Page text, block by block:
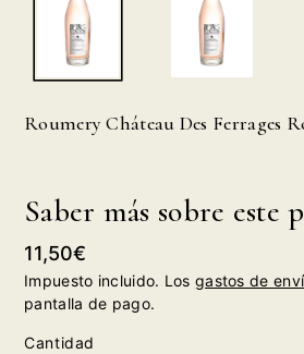
Roumery Cháteau Des Ferrages
Saber más sobre este
Precio
habitual
11,50€
Impuesto incluido. Los gastos de
pantalla de pago.
Cantidad